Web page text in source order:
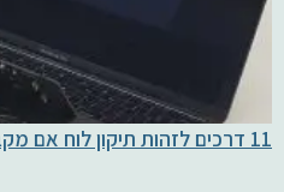
11 דרכים לזהות תיקון לוח אם מקבוק